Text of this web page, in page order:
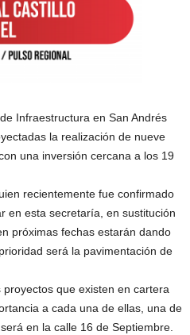
Infraestructura en San Andrés
la realización de nueve
una inversión cercana a los 19
recientemente fue confirmado
en esta secretaría, en sustitución
próximas fechas estarán dando
será la pavimentación de
que existen en cartera
a cada una de ellas, una de
en la calle 16 de Septiembre.